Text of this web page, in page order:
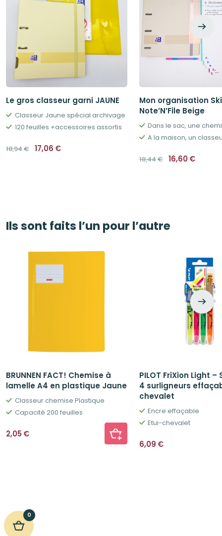
Le gros classeur garni JAUNE
Classeur Jaune spécial archivage
120 feuilles +accessoires assortis
18,94€ Le
prix
17,06 €
Mon organisation
Note’N’File Beige
18,44€ Le
prix
16,60€
Ils sont faits l’un pour l’autre
BRUNNEN FACT! Chemise à
lamelle A4 en plastique Jaune
Classeur chemise Plastique
Capacité 200 feuilles
2,05 €
PILOT FriXion Light –
4 surligneurs
chevalet
Encre effaçable
Etui-chevalet
6,09 €
0